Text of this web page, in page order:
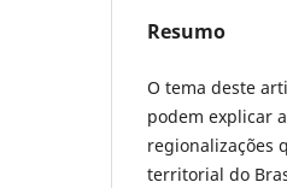
Resumo
O tema deste
podem explicar
regionalizações
territorial do